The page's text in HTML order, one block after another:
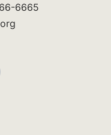
6665